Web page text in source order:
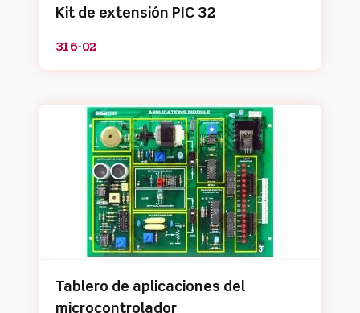
Kit de extensión PIC 32
316-02
Tablero de aplicaciones del
microcontrolador